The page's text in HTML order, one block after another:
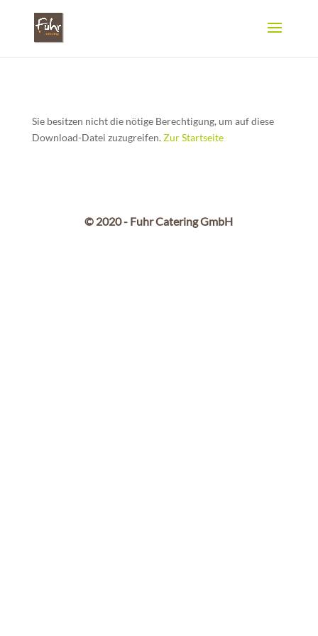
Sie besitzen nicht die nötige Berechtigung, um auf diese
Download-Datei zuzugreifen. Zur Startseite
© 2020 - Fuhr Catering GmbH